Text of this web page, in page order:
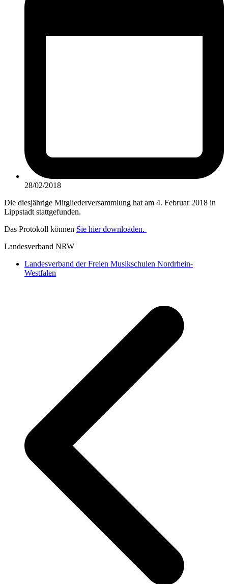
28/02/2018
Die diesjährige Mitgliederversammlung hat am 4. Februar 2018 in
Lippstadt stattgefunden.
Das Protokoll können Sie hier downloaden.
Landesverband NRW
Landesverband der Freien Musikschulen Nordrhein-
Westfalen